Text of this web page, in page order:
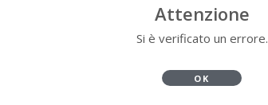
Attenzione
Si è verificato un errore.
OK